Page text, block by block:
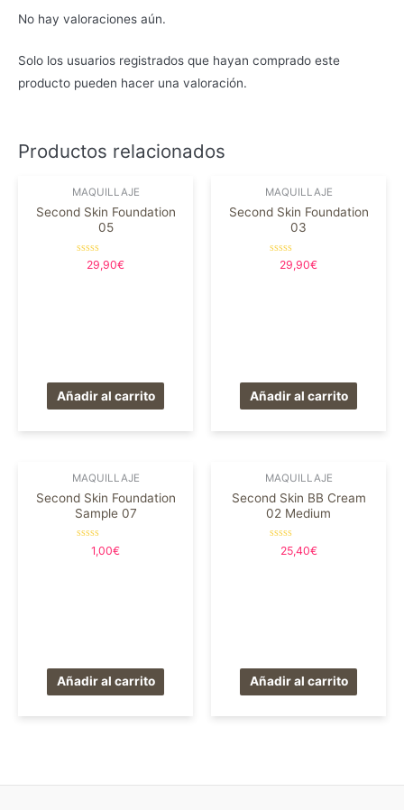
No hay valoraciones aún.
Solo los usuarios registrados que hayan comprado este
producto pueden hacer una valoración.
Productos relacionados
MAQUILLAJE
Second Skin Foundation
05
Valorado
29,90€
Añadir al carrito
MAQUILLAJE
Second Skin Foundation
03
Valorado
29,90€
Añadir al carrito
MAQUILLAJE
Second Skin Foundation
Sample 07
Valorado
1,00€
Añadir al carrito
MAQUILLAJE
Second Skin BB Cream
02 Medium
Valorado
25,40€
Añadir al carrito